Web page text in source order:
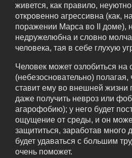
живется, как правило,
откровенно агрессивна (как,
поражении Марса во II доме),
недружелюбна и словно
человека, тая в себе глухую
Человек может озлобиться на
(небезосновательно)
ставит ему во внешней жизни
даже получить невроз или
агарофобию); у него будет
ощущение от среды, и он
защититься, заработав много
будет удаваться с большим
очень поможет.